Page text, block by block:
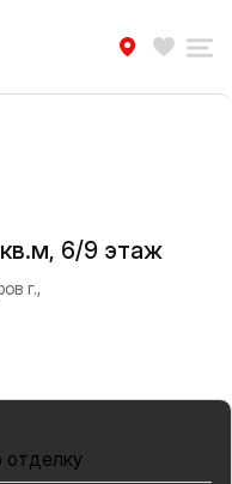
6/9 этаж
г.,
отделку